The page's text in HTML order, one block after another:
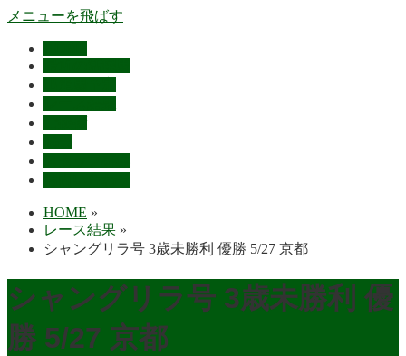
メニューを飛ばす
HOME »
レース結果 »
シャングリラ号 3歳未勝利 優勝 5/27 京都
シャングリラ号 3歳未勝利 優
勝 5/27 京都